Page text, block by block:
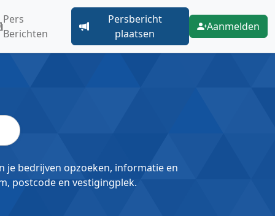
Pers
Berichten
Persbericht
plaatsen
Aanmelden
je bedrijven opzoeken, informatie en
postcode en vestigingplek.